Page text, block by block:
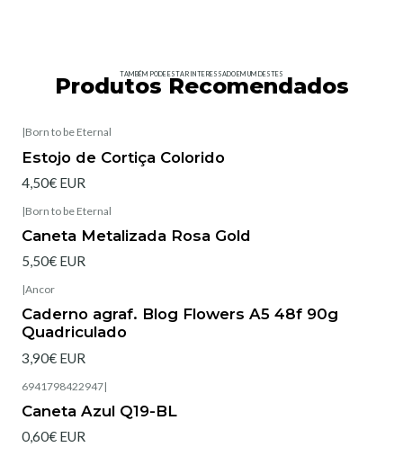
TAMBÉM PODE ESTAR INTERESSADO EM UM DESTES
Produtos Recomendados
|Born to be Eternal
Estojo de Cortiça Colorido
4,50€ EUR
|Born to be Eternal
Caneta Metalizada Rosa Gold
5,50€ EUR
|Ancor
Caderno agraf. Blog Flowers A5 48f 90g
Quadriculado
3,90€ EUR
6941798422947|
Caneta Azul Q19-BL
0,60€ EUR